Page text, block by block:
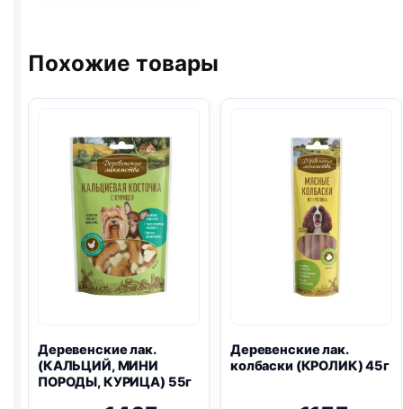
Похожие товары
Деревенские лак.
(КАЛЬЦИЙ, МИНИ
ПОРОДЫ, КУРИЦА) 55г
Деревенские лак.
колбаски (КРОЛИК) 45г